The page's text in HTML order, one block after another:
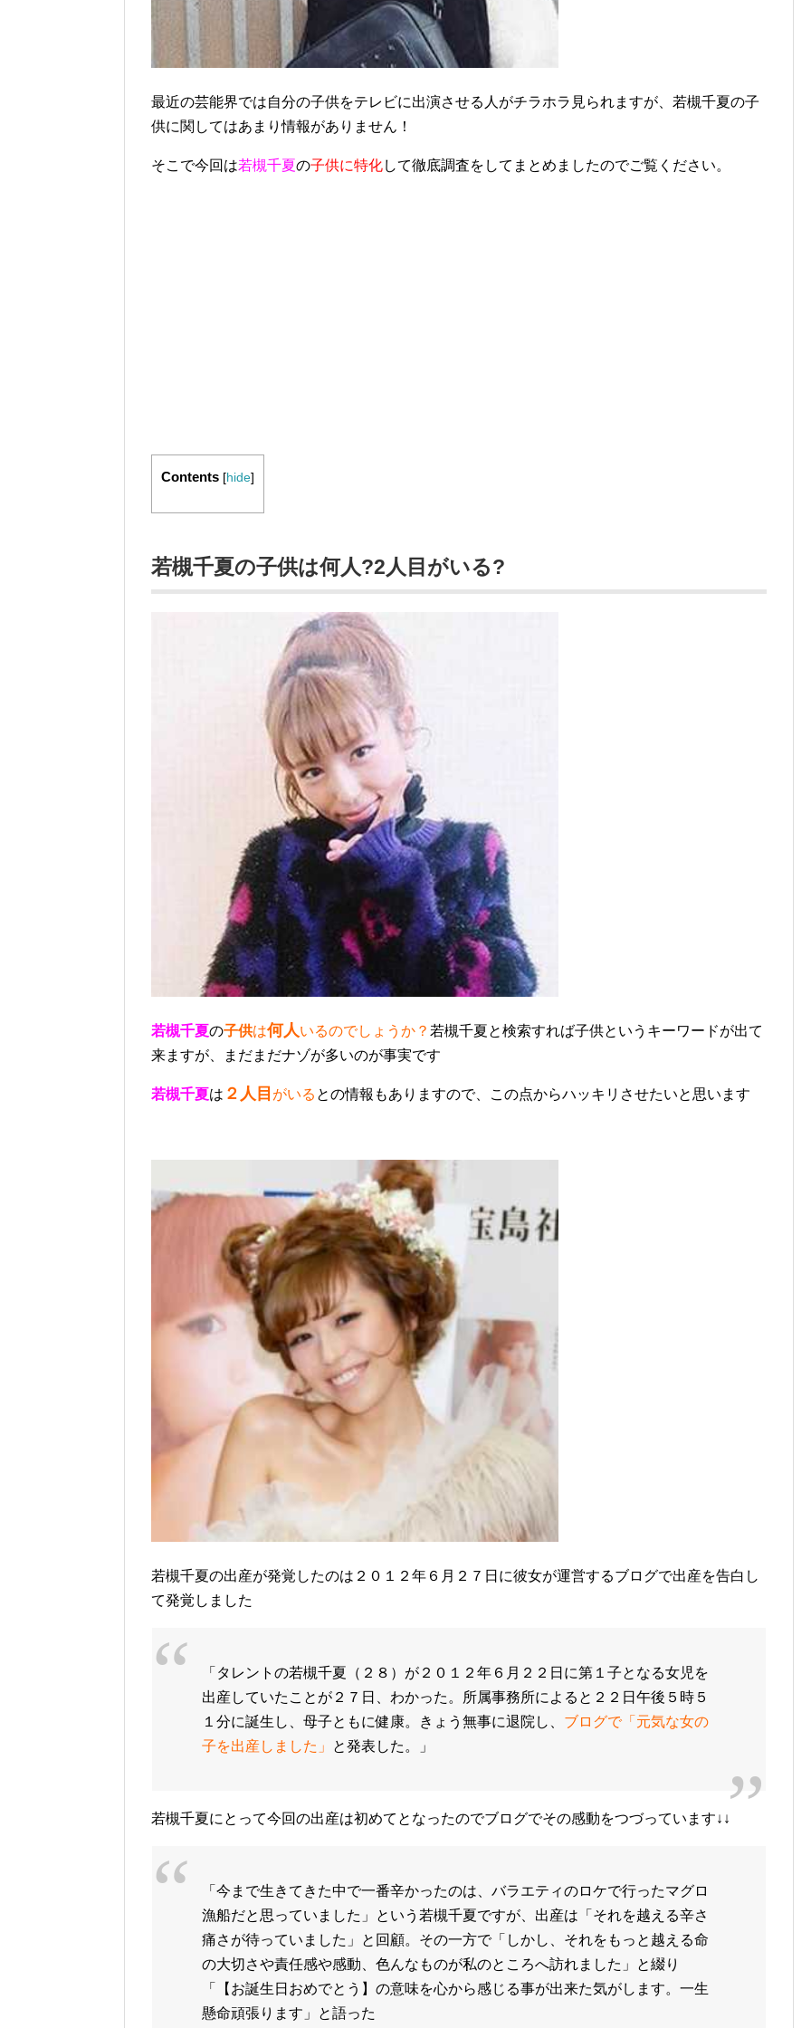
最近の芸能界では自分の子供をテレビに出演させる人がチラホラ見られますが、若槻千夏の子
供に関してはあまり情報がありません！
そこで今回は若槻千夏の子供に特化して徹底調査をしてまとめましたのでご覧ください。
Contents [hide]
若槻千夏の子供は何人?2人目がいる?
若槻千夏の子供は何人いるのでしょうか？ 若槻千夏と検索すれば子供というキーワードが出て
来ますが、まだまだナゾが多いのが事実です
若槻千夏は ２人目 がいる との情報もありますので、この点からハッキリさせたいと思います
若槻千夏の出産が発覚したのは２０１２年６月２７日に彼女が運営するブログで出産を告白し
て発覚しました
「タレントの若槻千夏（２８）が２０１２年６月２２日に第１子となる女児を
出産していたことが２７日、わかった。所属事務所によると２２日午後５時５
１分に誕生し、母子ともに健康。きょう無事に退院し、 ブログで「元気な女の
子を出産しました」
と発表した。」
若槻千夏にとって今回の出産は初めてとなったのでブログでその感動をつづっています↓↓
「今まで生きてきた中で一番辛かったのは、バラエティのロケで行ったマグロ
漁船だと思っていました」という若槻千夏ですが、出産は「それを越える辛さ
痛さが待っていました」と回顧。その一方で「しかし、それをもっと越える命
の大切さや責任感や感動、色んなものが私のところへ訪れました」と綴り
「【お誕生日おめでとう】の意味を心から感じる事が出来た気がします。一生
懸命頑張ります」と語った